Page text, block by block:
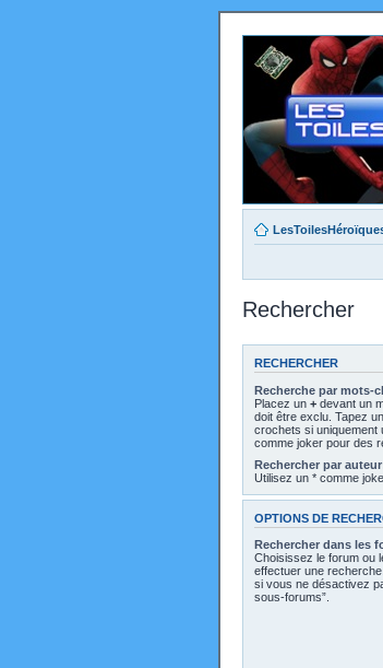
Rechercher
RECHERCHER
Recherche par mots-
Placez un + devant un
doit être exclu. Tapez
crochets si uniquement
comme joker pour des
Rechercher par
Utilisez un * comme
OPTIONS DE
Rechercher dans les
Choisissez le forum ou
effectuer une
si vous ne désactivez
sous-forums”.